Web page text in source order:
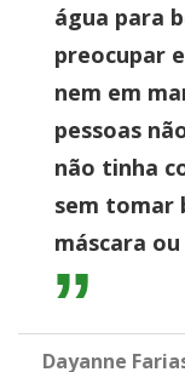
água para
preocupar
nem em
pessoas
não tinha
sem tomar
máscara
Dayanne